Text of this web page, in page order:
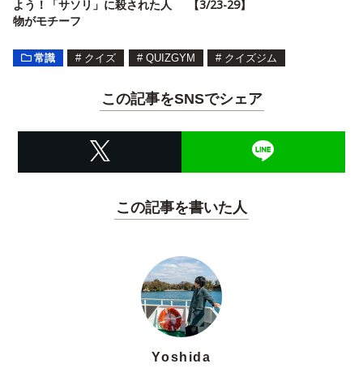
よう！「サソリ」に殺された人
物がモチーフ
【3/23-29】
常識 # クイズ # QUIZGYM # クイズジム
この記事をSNSでシェア
この記事を書いた人
Yoshida